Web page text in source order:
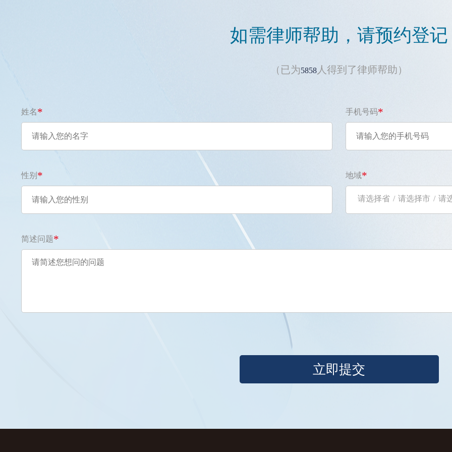
如需律师帮助，请预约登记
（已为5858 人得到了律师帮助）
姓名* 手机号码*
性别 * 地域*
请选择省 / 请选择市 / 请
简述问题*